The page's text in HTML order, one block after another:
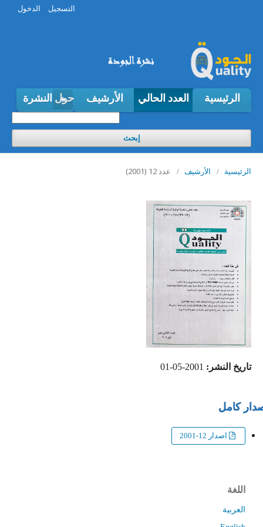
الرئيسية العدد الحالي الأرشيف حول النشرة
إبحث
التسجيل الدخول
الرئيسية الأرشيف / عدد 12 (2001)
تاريخ النشر: 2001-05-01
كامل
اصدار 12-2001
اللغة
العربية